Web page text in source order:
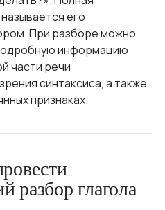
его
При разборе можно
информацию
части речи
синтаксиса, а также
признаках.
разбор глагола